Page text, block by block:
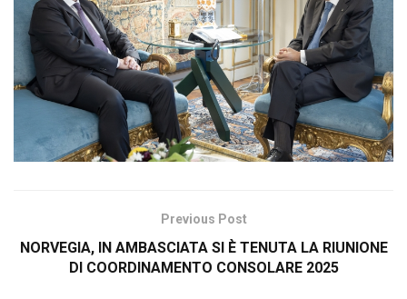
Previous Post
NORVEGIA, IN AMBASCIATA SI È TENUTA LA RIUNIONE
DI COORDINAMENTO CONSOLARE 2025